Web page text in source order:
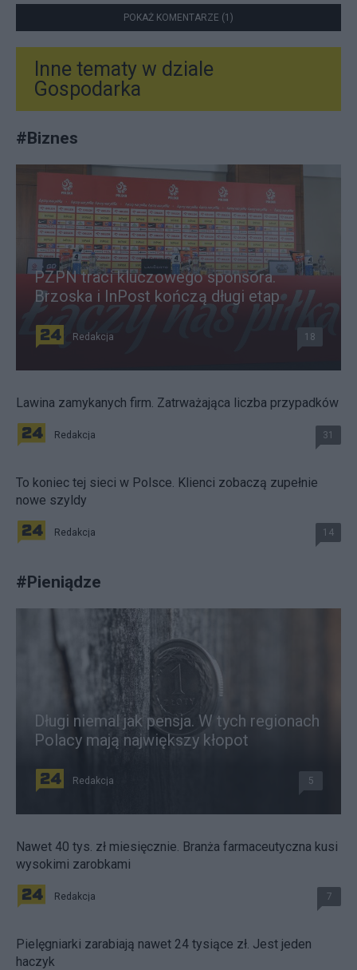
POKAŻ KOMENTARZE (1)
Inne tematy w dziale
Gospodarka
#Biznes
PZPN traci kluczowego sponsora.
Brzoska i InPost kończą długi etap
Redakcja 18
Lawina zamykanych firm. Zatrważająca liczba przypadków
Redakcja 31
To koniec tej sieci w Polsce. Klienci zobaczą zupełnie
nowe szyldy
Redakcja 14
#Pieniądze
Długi niemal jak pensja. W tych regionach
Polacy mają największy kłopot
Redakcja 5
Nawet 40 tys. zł miesięcznie. Branża farmaceutyczna kusi
wysokimi zarobkami
Redakcja 7
Pielęgniarki zarabiają nawet 24 tysiące zł. Jest jeden
haczyk